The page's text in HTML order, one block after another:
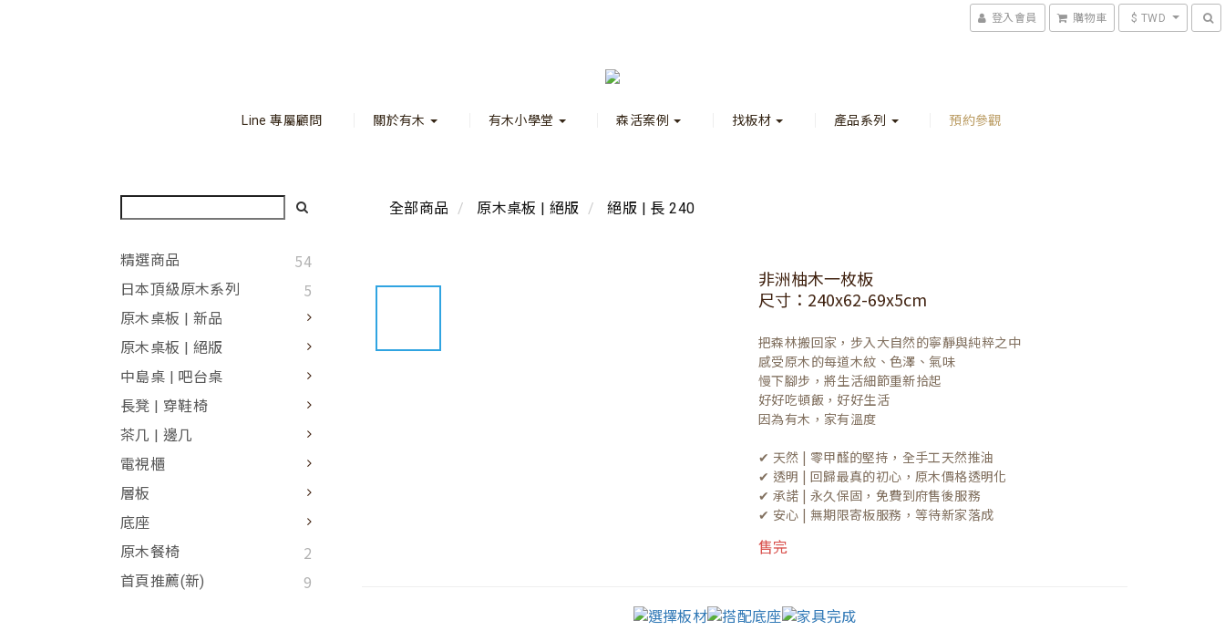
登入會員 購物車 $ TWD
Line 專屬顧問 關於有木 有木小學堂 森活案例 找板材 產品系列 預約參觀
精選商品 54
日本頂級原木系列 5
原木桌板 | 新品
原木桌板 | 絕版
中島桌 | 吧台桌
長凳 | 穿鞋椅
茶几 | 邊几
電視櫃
層板
底座
原木餐椅
2
首頁推薦(新) 9
全部商品 原木桌板 | 絕版 絕版 | 長 240
非洲柚木一枚板
尺寸：240x62-69x5cm
把森林搬回家，步入大自然的寧靜與純粹之中
感受原木的每道木紋、色澤、氣味
慢下腳步，將生活細節重新拾起
好好吃頓飯，好好生活
因為有木，家有溫度
✔ 天然 | 零甲醛的堅持，全手工天然推油
✔ 透明 | 回歸最真的初心，原木價格透明化
✔ 承諾 | 永久保固，免費到府售後服務
✔ 安心 | 無期限寄板服務，等待新家落成
售完